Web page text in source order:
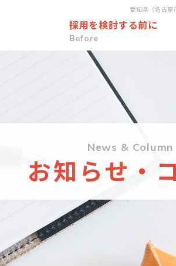
愛知県（名古
採用を検討する前に
Before
News & Column
お知らせ・